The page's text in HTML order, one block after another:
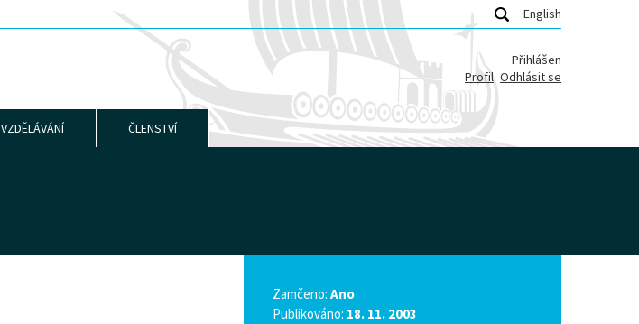
English
Přihlášen
Profil Odhlásit se
VZDĚLÁVÁNÍ ČLENSTVÍ
Zamčeno:Ano
Publikováno: 18. 11. 2003